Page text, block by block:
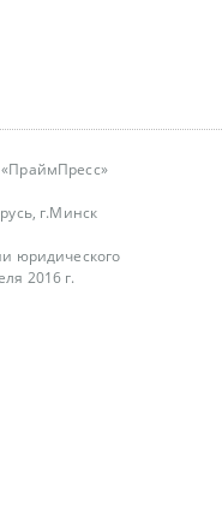
г.Минск
юридического
2016 г.